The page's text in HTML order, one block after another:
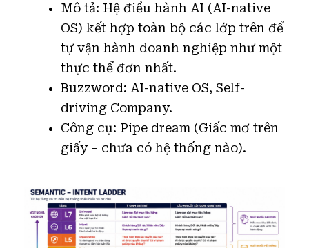
Mô tả: Hệ điều hành AI (AI-native
OS) kết hợp toàn bộ các lớp trên để
tự vận hành doanh nghiệp như một
thực thể đơn nhất.
Buzzword: AI-native OS, Self-
driving Company.
Công cụ: Pipe dream (Giấc mơ trên
giấy – chưa có hệ thống nào).